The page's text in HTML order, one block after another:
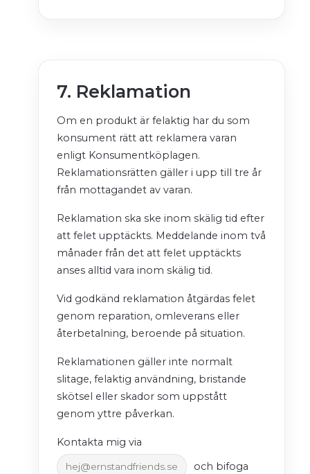
7. Reklamation
Om en produkt är felaktig har du som
konsument rätt att reklamera varan
enligt Konsumentköplagen.
Reklamationsrätten gäller i upp till tre år
från mottagandet av varan.
Reklamation ska ske inom skälig tid efter
att felet upptäckts. Meddelande inom två
månader från det att felet upptäckts
anses alltid vara inom skälig tid.
Vid godkänd reklamation åtgärdas felet
genom reparation, omleverans eller
återbetalning, beroende på situation.
Reklamationen gäller inte normalt
slitage, felaktig användning, bristande
skötsel eller skador som uppstått
genom yttre påverkan.
Kontakta mig via
hej@ernstandfriends.se
och bifoga